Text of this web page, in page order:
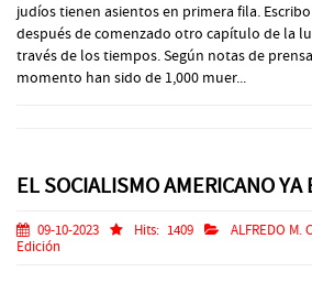
judíos tienen asientos en primera fila.
después de comenzado otro capítulo de la
través de los tiempos. Según notas de
momento han sido de 1,000 muer...
EL SOCIALISMO AMERICANO YA
09-10-2023 Hits: 1409 ALFREDO M.
Edición